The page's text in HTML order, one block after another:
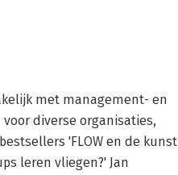
met management- en
diverse organisaties,
'FLOW en de kunst
leren vliegen?' Jan